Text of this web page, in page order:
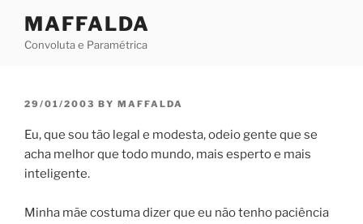
content
MAFFALDA
Convoluta e Paramétrica
POSTED
29/01/2003 BY MAFFALDA
Eu, que sou tão legal e modesta, odeio gente que se
acha melhor que todo mundo, mais esperto e mais
inteligente.
Minha mãe costuma dizer que eu não tenho paciência